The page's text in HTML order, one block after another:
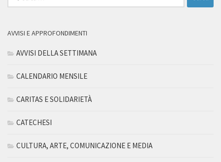
per:
AVVISI E APPROFONDIMENTI
AVVISI DELLA SETTIMANA
CALENDARIO MENSILE
CARITAS E SOLIDARIETÀ
CATECHESI
CULTURA, ARTE, COMUNICAZIONE E MEDIA